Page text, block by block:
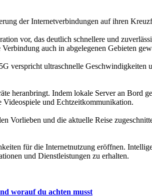
der Internetverbindungen auf ihren
vor, das deutlich schnellere und
auch in abgelegenen Gebieten
ultraschnelle Geschwindigkeiten
heranbringt. Indem lokale Server an Bord
und Echtzeitkommunikation.
und die aktuelle Reise
für die Internetnutzung eröffnen.
und Dienstleistungen zu erhalten.
worauf du achten musst